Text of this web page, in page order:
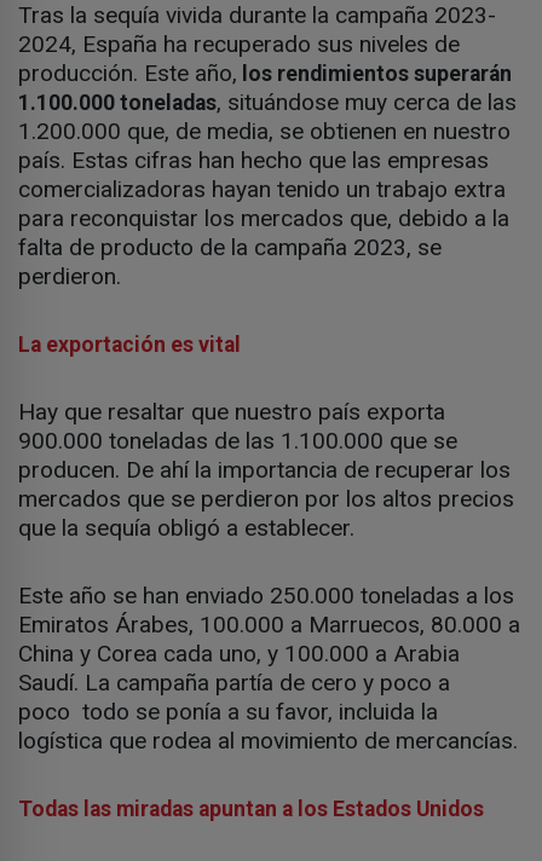
Tras la sequía vivida durante la campaña 2023-
2024, España ha recuperado sus niveles de
producción. Este año, los rendimientos superarán
1.100.000 toneladas, situándose muy cerca de las
1.200.000 que, de media, se obtienen en nuestro
país. Estas cifras han hecho que las empresas
comercializadoras hayan tenido un trabajo extra
para reconquistar los mercados que, debido a la
falta de producto de la campaña 2023, se
perdieron.
La exportación es vital
Hay que resaltar que nuestro país exporta
900.000 toneladas de las 1.100.000 que se
producen. De ahí la importancia de recuperar los
mercados que se perdieron por los altos precios
que la sequía obligó a establecer.
Este año se han enviado 250.000 toneladas a los
Emiratos Árabes, 100.000 a Marruecos, 80.000 a
China y Corea cada uno, y 100.000 a Arabia
Saudí. La campaña partía de cero y poco a
poco todo se ponía a su favor, incluida la
logística que rodea al movimiento de mercancías.
Todas las miradas apuntan a los Estados Unidos